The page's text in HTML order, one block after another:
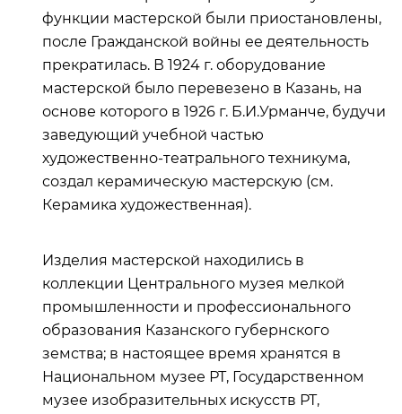
функции мастерской были приостановлены,
после Гражданской войны ее деятельность
прекратилась. В 1924 г. оборудование
мастерской было перевезено в Казань, на
основе которого в 1926 г. Б.И.Урманче, будучи
заведующий учебной частью
художественно-театрального техникума,
создал керамическую мастерскую (см.
Керамика художественная).
Изделия мастерской находились в
коллекции Центрального музея мелкой
промышленности и профессионального
образования Казанского губернского
земства; в настоящее время хранятся в
Национальном музее РТ, Государственном
музее изобразительных искусств РТ,